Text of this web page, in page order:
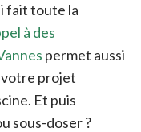
fait toute la
à des
permet aussi
votre projet
Et puis
sous-doser ?